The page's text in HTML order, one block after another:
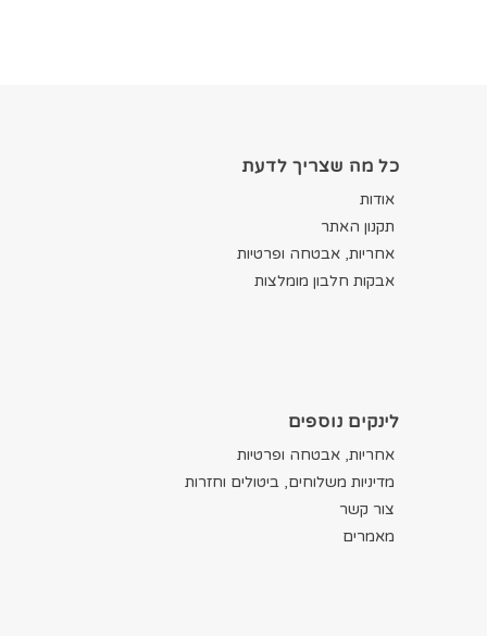
כל מה שצריך לדעת
אודות
תקנון האתר
אחריות, אבטחה ופרטיות
אבקות חלבון מומלצות
לינקים נוספים
אחריות, אבטחה ופרטיות
מדיניות משלוחים, ביטולים וחזרות
צור קשר
מאמרים